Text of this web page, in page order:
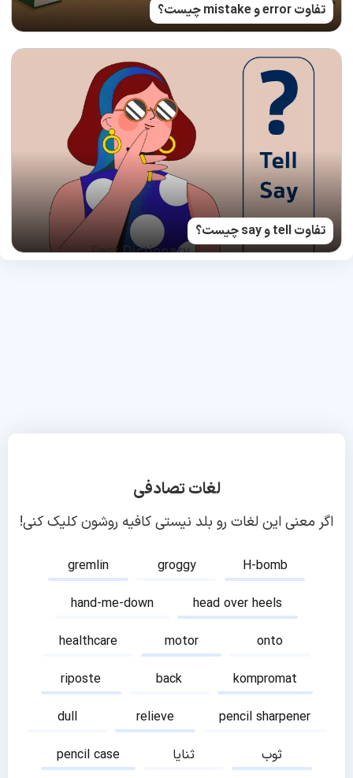
تفاوت error و mistake چیست؟
تفاوت tell و say چیست؟
لغات تصادفی
اگر معنی این لغات رو بلد نیستی کافیه روشون کلیک کنی!
gremlin groggy
H-bomb
hand-me-down
head over heels
healthcare
motor
onto
riposte
back
kompromat
dull
relieve
pencil sharpener
pencil case
ثنایا
ثوب